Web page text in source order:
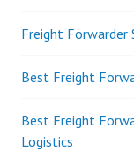
Freight
Best Freight
Best Freight
Logistics